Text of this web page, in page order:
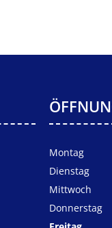
Montag
Dienstag
Mittwoch
Donnerstag